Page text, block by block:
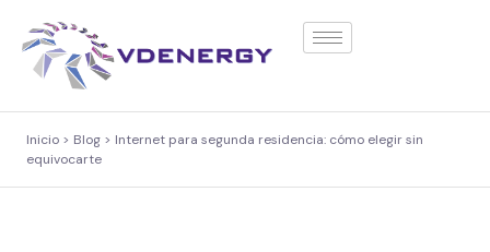
Inicio > Blog > Internet para segunda residencia: cómo elegir sin
equivocarte